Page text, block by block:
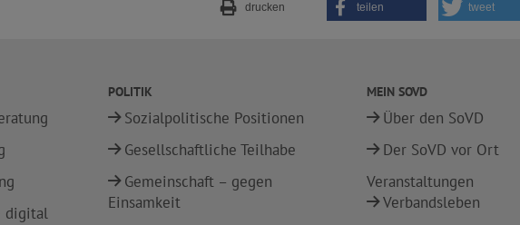
drucken teilen tweet
digital
POLITIK
Sozialpolitische Positionen
Gesellschaftliche Teilhabe
Gemeinschaft – gegen
Einsamkeit
MEIN SOVD
Über den SoVD
Der SoVD vor Ort
Veranstaltungen
Verbandsleben